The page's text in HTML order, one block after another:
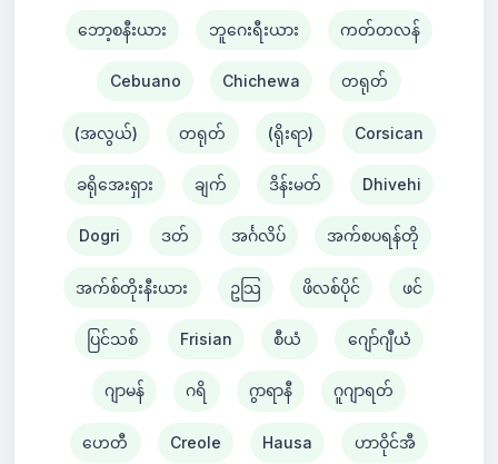
ဘော့စနီးယား ဘူဂေးရီးယား ကတ်တလန်
Cebuano Chichewa တရုတ်
(အလွယ်) တရုတ် (ရိုးရာ) Corsican
ခရိုအေးရှား ချက် ဒိန်းမတ် Dhivehi
Dogri ဒတ် အင်္ဂလိပ် အက်စပရန်တို
အက်စ်တိုးနီးယား ဥသြ ဖိလစ်ပိုင် ဖင်
ပြင်သစ် Frisian စီယံ ​​ ဂျော်ဂျီယံ
ဂျာမန် ဂရိ ဂွာရာနီ ဂူဂျာရတ်
ဟေတီ Creole Hausa ဟာဝိုင်အီ